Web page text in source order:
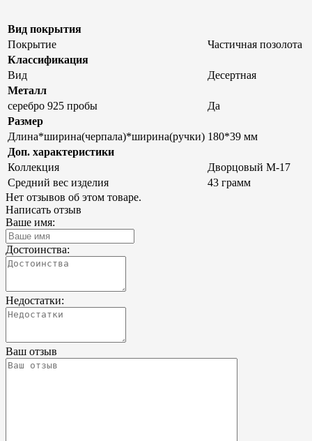
Вид покрытия
Покрытие
Частичная позолота
Классификация
Вид
Десертная
Металл
серебро 925 пробы
Да
Размер
Длина*ширина(черпала)*ширина(ручки) 180*39 мм
Доп. характеристики
Коллекция
Дворцовый М-17
Средний вес изделия
43 грамм
Нет отзывов об этом товаре.
Написать отзыв
Ваше имя:
Достоинства:
Недостатки:
Ваш отзыв